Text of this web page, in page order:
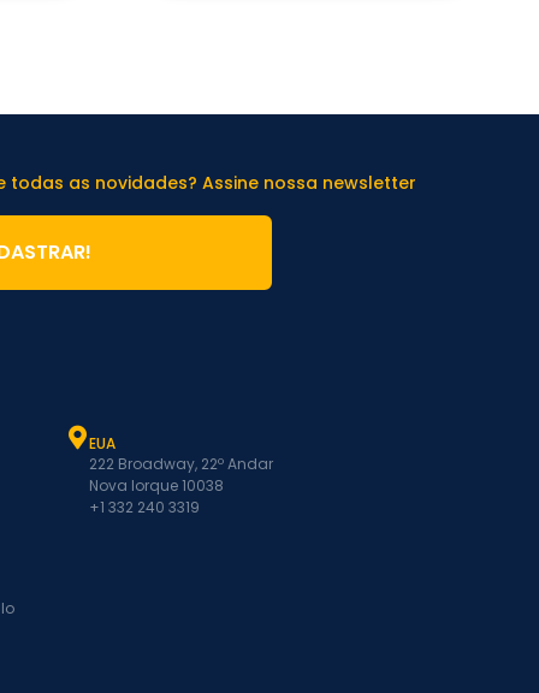
as novidades? Assine nossa newsletter
EUA
222 Broadway, 22º Andar
Nova Iorque 10038
+1 332 240 3319